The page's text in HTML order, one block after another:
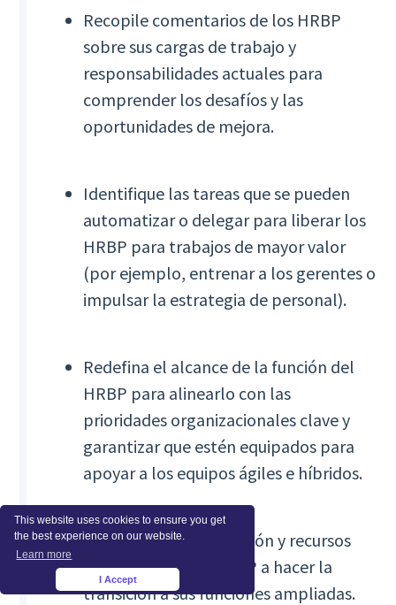
This website uses cookies to ensure you get
the best experience on our website.
Learn more
I Accept
Recopile comentarios de los HRBP
sobre sus cargas de trabajo y
responsabilidades actuales para
comprender los desafíos y las
oportunidades de mejora.
Identifique las tareas que se pueden
automatizar o delegar para liberar los
HRBP para trabajos de mayor valor
(por ejemplo, entrenar a los gerentes o
impulsar la estrategia de personal).
Redefina el alcance de la función del
HRBP para alinearlo con las
prioridades organizacionales clave y
garantizar que estén equipados para
apoyar a los equipos ágiles e híbridos.
Proporcione capacitación y recursos
para ayudar a los HRBP a hacer la
transición a sus funciones ampliadas.